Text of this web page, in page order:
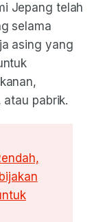
Jepang telah
selama
asing yang
pabrik.